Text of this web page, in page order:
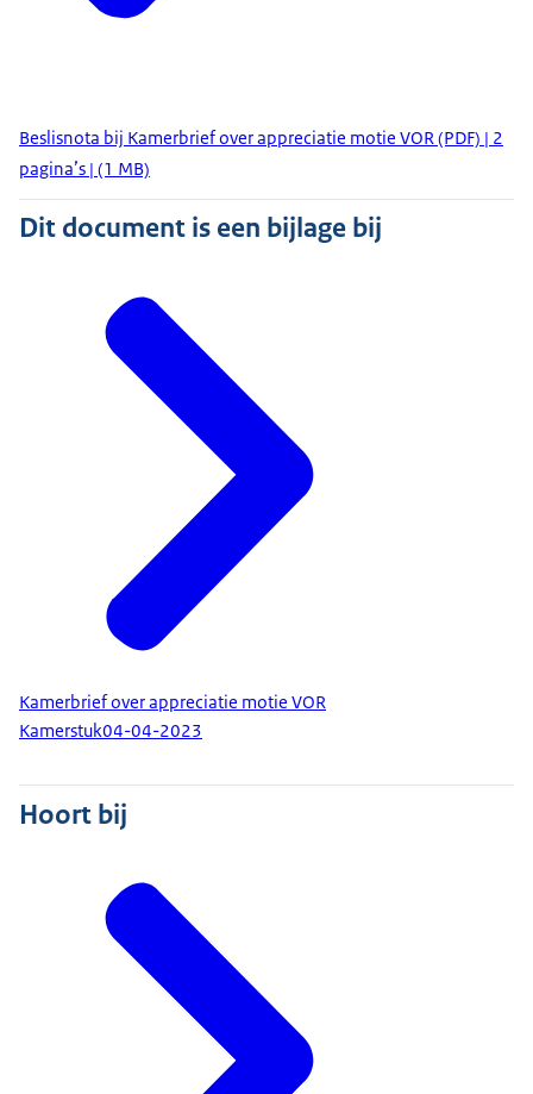
Beslisnota bij Kamerbrief over appreciatie motie VOR (PDF) | 2
pagina’s | (1 MB)
Dit document is een bijlage bij
Kamerbrief over appreciatie motie VOR
Kamerstuk04-04-2023
Hoort bij